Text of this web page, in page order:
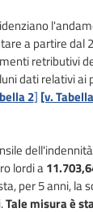
a partire dal
retributivi
dati relativi ai
2] [v.
lordi a
per 5 anni, la
Tale misura è